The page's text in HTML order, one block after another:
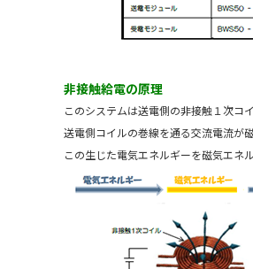
非接触給電の原理
このシステムは送電側の非接触１次コ
送電側コイルの巻線を通る交流電流が
この生じた電気エネルギーを磁気エネ